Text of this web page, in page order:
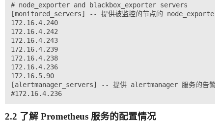
# node_exporter and blackbox_exporter servers
[monitored_servers] -- 提供被监控的节点的
172.16.4.240
172.16.4.242
172.16.4.243
172.16.4.239
172.16.4.238
172.16.4.236
172.16.5.90
[alertmanager_servers] -- 提供 alertmanager 服务的告警
2.2 了解 Prometheus 服务的配置情况